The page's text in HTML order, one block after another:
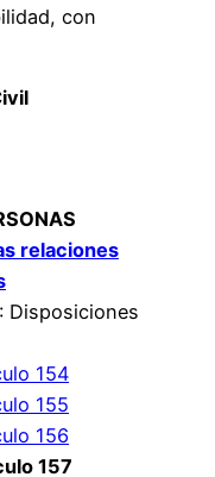
con
relaciones
: Disposiciones
154
155
156
157